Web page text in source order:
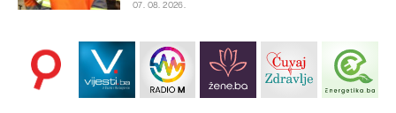
07. 08. 2026.